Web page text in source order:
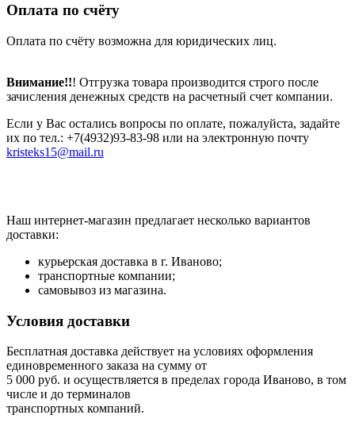
Оплата по счёту
Оплата по счёту возможна для юридических лиц.
Внимание!!! Отгрузка товара производится строго после
зачисления денежных средств на расчетный счет компании.
Если у Вас остались вопросы по оплате, пожалуйста, задайте
их по тел.: +7(4932)93-83-98 или на электронную почту
kristeks15@mail.ru
Наш интернет-магазин предлагает несколько вариантов
доставки:
курьерская доставка в г. Иваново;
транспортные компании;
самовывоз из магазина.
Условия доставки
Бесплатная доставка действует на условиях оформления
единовременного заказа на сумму от
5 000 руб. и осуществляется в пределах города Иваново, в том
числе и до терминалов
транспортных компаний.